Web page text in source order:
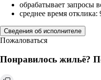
обрабатывает запросы
среднее время
Сведения об исполнителе
Пожаловаться
Понравилось жильё?